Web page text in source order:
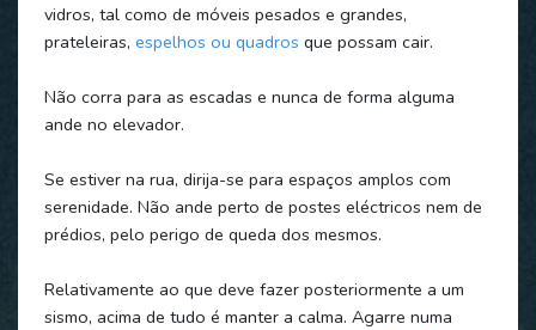
vidros, tal como de móveis pesados e grandes,
prateleiras, espelhos ou quadros que possam cair.
Não corra para as escadas e nunca de forma alguma
ande no elevador.
Se estiver na rua, dirija-se para espaços amplos com
serenidade. Não ande perto de postes eléctricos nem de
prédios, pelo perigo de queda dos mesmos.
Relativamente ao que deve fazer posteriormente a um
sismo, acima de tudo é manter a calma. Agarre numa